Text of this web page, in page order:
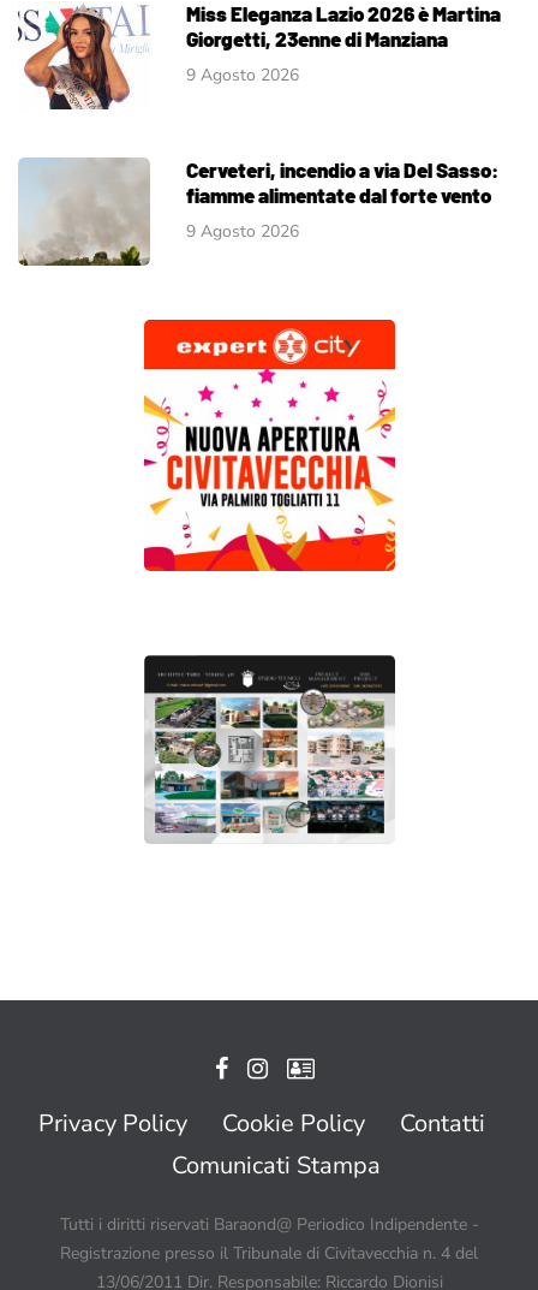
Miss Eleganza Lazio 2026 è Martina
Giorgetti, 23enne di Manziana
9 Agosto 2026
Cerveteri, incendio a via Del Sasso:
fiamme alimentate dal forte vento
9 Agosto 2026
Privacy Policy Cookie Policy
Contatti
Comunicati Stampa
Tutti i diritti riservati Baraond@ Periodico Indipendente -
Registrazione presso il Tribunale di Civitavecchia n. 4 del
13/06/2011 Dir. Responsabile: Riccardo Dionisi